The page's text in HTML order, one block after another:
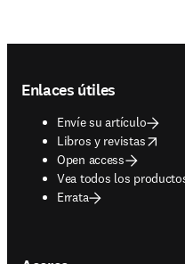
Enlaces útiles
Envíe su artículo
Libros y revistas
opens in new tab/window
Open access
Vea todos los
Errata